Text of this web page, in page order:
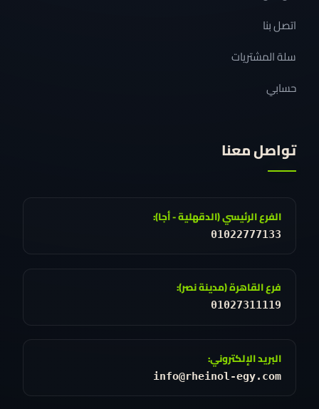
اتصل بنا
سلة المشتريات
حسابي
تواصل معنا
الفرع الرئيسي (الدقهلية - أجا):
01022777133
فرع القاهرة (مدينة نصر):
01027311119
البريد الإلكتروني:
info@rheinol-egy.com